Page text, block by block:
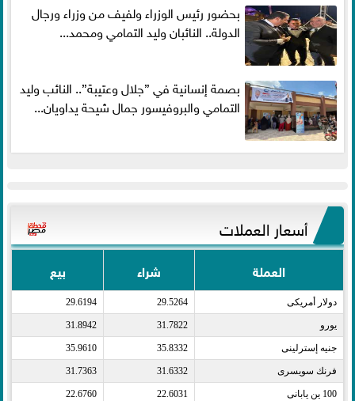
بحضور رئيس الوزراء ولفيف من وزراء ورجال
الدولة.. النائبان وليد التمامي ومحمد...
بصمة إنسانية في ”جلال وعتيبة”.. النائب وليد
التمامي والبروفيسور جمال شيحة يداويان...
أسعار العملات
العملة شراء بيع
دولار أمريكى​ 29.5264
29.6194
يورو​ 31.7822
31.8942
جنيه إسترلينى​ 35.8332
35.9610
فرنك سويسرى​ 31.6332
31.7363
100 ين يابانى​ 22.6031
22.6760